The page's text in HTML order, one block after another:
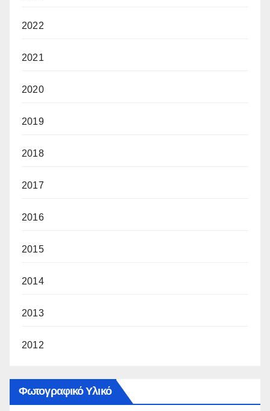
2022
2021
2020
2019
2018
2017
2016
2015
2014
2013
2012
Φωτογραφικό Υλικό